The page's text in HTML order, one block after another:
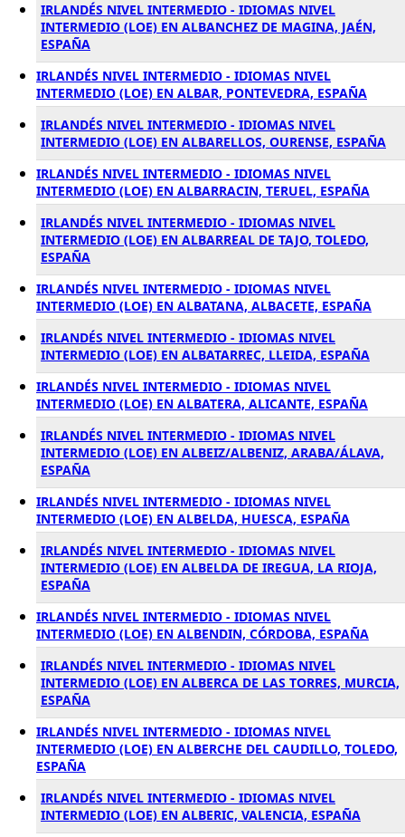
IRLANDÉS NIVEL INTERMEDIO - IDIOMAS NIVEL
INTERMEDIO (LOE) EN ALBANCHEZ DE MAGINA, JAÉN,
ESPAÑA
IRLANDÉS NIVEL INTERMEDIO - IDIOMAS NIVEL
INTERMEDIO (LOE) EN ALBAR, PONTEVEDRA, ESPAÑA
IRLANDÉS NIVEL INTERMEDIO - IDIOMAS NIVEL
INTERMEDIO (LOE) EN ALBARELLOS, OURENSE, ESPAÑA
IRLANDÉS NIVEL INTERMEDIO - IDIOMAS NIVEL
INTERMEDIO (LOE) EN ALBARRACIN, TERUEL, ESPAÑA
IRLANDÉS NIVEL INTERMEDIO - IDIOMAS NIVEL
INTERMEDIO (LOE) EN ALBARREAL DE TAJO, TOLEDO,
ESPAÑA
IRLANDÉS NIVEL INTERMEDIO - IDIOMAS NIVEL
INTERMEDIO (LOE) EN ALBATANA, ALBACETE, ESPAÑA
IRLANDÉS NIVEL INTERMEDIO - IDIOMAS NIVEL
INTERMEDIO (LOE) EN ALBATARREC, LLEIDA, ESPAÑA
IRLANDÉS NIVEL INTERMEDIO - IDIOMAS NIVEL
INTERMEDIO (LOE) EN ALBATERA, ALICANTE, ESPAÑA
IRLANDÉS NIVEL INTERMEDIO - IDIOMAS NIVEL
INTERMEDIO (LOE) EN ALBEIZ/ALBENIZ, ARABA/ÁLAVA,
ESPAÑA
IRLANDÉS NIVEL INTERMEDIO - IDIOMAS NIVEL
INTERMEDIO (LOE) EN ALBELDA, HUESCA, ESPAÑA
IRLANDÉS NIVEL INTERMEDIO - IDIOMAS NIVEL
INTERMEDIO (LOE) EN ALBELDA DE IREGUA, LA RIOJA,
ESPAÑA
IRLANDÉS NIVEL INTERMEDIO - IDIOMAS NIVEL
INTERMEDIO (LOE) EN ALBENDIN, CÓRDOBA, ESPAÑA
IRLANDÉS NIVEL INTERMEDIO - IDIOMAS NIVEL
INTERMEDIO (LOE) EN ALBERCA DE LAS TORRES, MURCIA,
ESPAÑA
IRLANDÉS NIVEL INTERMEDIO - IDIOMAS NIVEL
INTERMEDIO (LOE) EN ALBERCHE DEL CAUDILLO, TOLEDO,
ESPAÑA
IRLANDÉS NIVEL INTERMEDIO - IDIOMAS NIVEL
INTERMEDIO (LOE) EN ALBERIC, VALENCIA, ESPAÑA